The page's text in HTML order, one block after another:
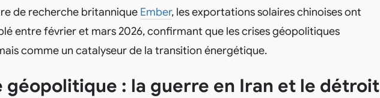
de recherche britannique Ember, les exportations solaires chinoises ont
entre février et mars 2026, confirmant que les crises géopolitiques
comme un catalyseur de la transition énergétique.
géopolitique : la guerre en Iran et le détroit